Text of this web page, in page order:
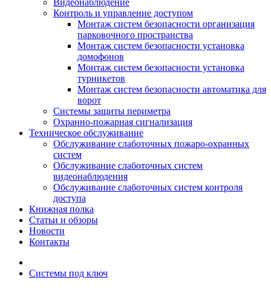
Видеонаблюдение
Контроль и управление доступом
Монтаж систем безопасности организация
парковочного пространства
Монтаж систем безопасности установка
домофонов
Монтаж систем безопасности установка
турникетов
Монтаж систем безопасности автоматика для
ворот
Системы защиты периметра
Охранно-пожарная сигнализация
Техническое обслуживание
Обслуживание слаботочных пожаро-охранных
систем
Обслуживание слаботочных систем
видеонаблюдения
Обслуживание слаботочных систем контроля
доступа
Книжная полка
Статьи и обзоры
Новости
Контакты
Системы под ключ